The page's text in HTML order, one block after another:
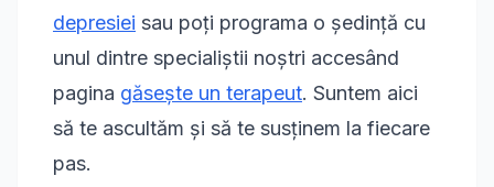
depresiei sau poți programa o ședință cu
unul dintre specialiștii noștri accesând
pagina găsește un terapeut. Suntem aici
să te ascultăm și să te susținem la fiecare
pas.